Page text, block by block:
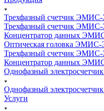
Трехфазный счетчик
Трехфазный счетчик
Концентратор данных
Оптическая головка
Трехфазный счетчик
Концентратор данных
Однофазный
Однофазный
Услуги